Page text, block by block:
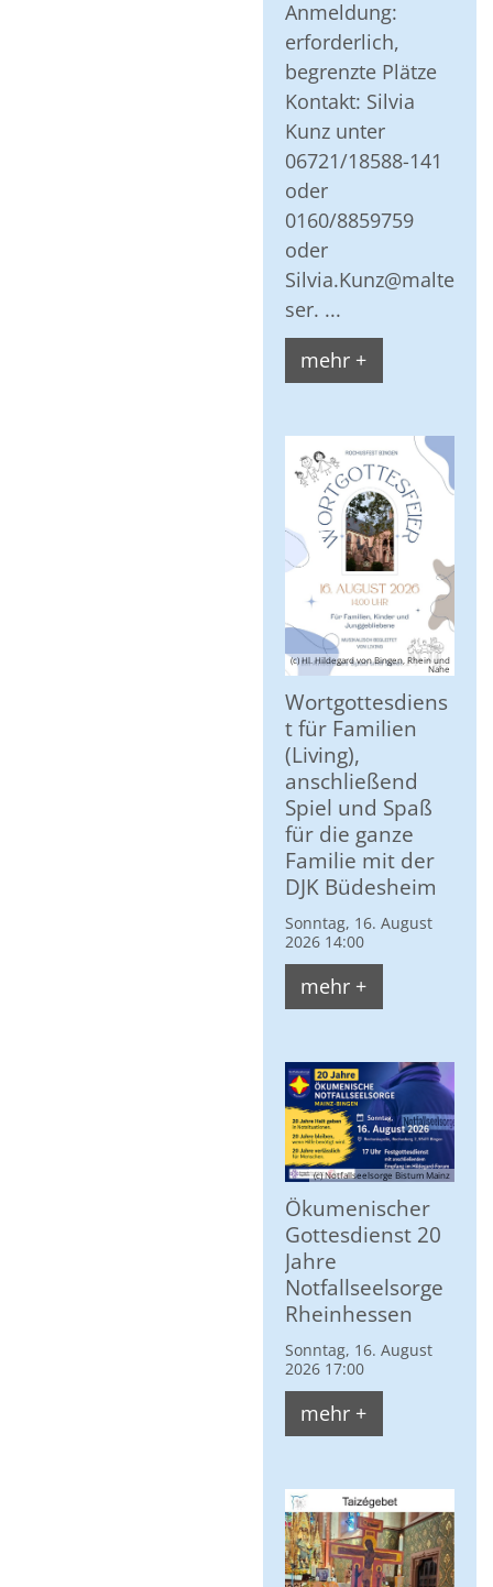
Anmeldung:
erforderlich,
begrenzte Plätze
Kontakt: Silvia
Kunz unter
06721/18588-141
oder
0160/8859759
oder
Silvia.Kunz@malte
ser. ...
mehr +
(c) Hl. Hildegard von Bingen, Rhein und
Nahe
Wortgottesdiens
t für Familien
(Living),
anschließend
Spiel und Spaß
für die ganze
Familie mit der
DJK Büdesheim
Sonntag, 16. August
2026 14:00
mehr +
(c) Notfallseelsorge Bistum Mainz
Ökumenischer
Gottesdienst 20
Jahre
Notfallseelsorge
Rheinhessen
Sonntag, 16. August
2026 17:00
mehr +